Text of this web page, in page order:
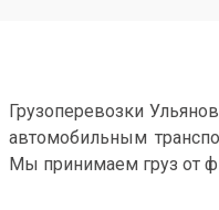
Грузоперевозки
автомобильным
Мы принимаем груз от